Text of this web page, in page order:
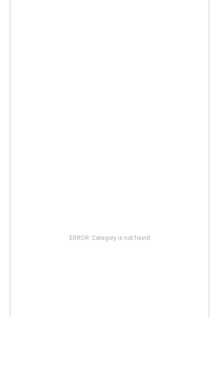
ERROR: Category is not found